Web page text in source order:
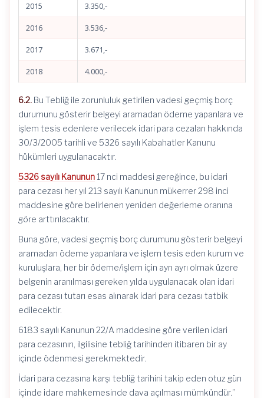
2015 3.350,-
2016 3.536,-
2017 3.671,-
2018 4.000,-
6.2. Bu Tebliğ ile zorunluluk getirilen vadesi geçmiş borç
durumunu gösterir belgeyi aramadan ödeme yapanlara ve
işlem tesis edenlere verilecek idari para cezaları hakkında
30/3/2005 tarihli ve 5326 sayılı Kabahatler Kanunu
hükümleri uygulanacaktır.
5326 sayılı Kanunun 17 nci maddesi gereğince, bu idari
para cezası her yıl 213 sayılı Kanunun mükerrer 298 inci
maddesine göre belirlenen yeniden değerleme oranına
göre arttırılacaktır.
Buna göre, vadesi geçmiş borç durumunu gösterir belgeyi
aramadan ödeme yapanlara ve işlem tesis eden kurum ve
kuruluşlara, her bir ödeme/işlem için ayrı ayrı olmak üzere
belgenin aranılması gereken yılda uygulanacak olan idari
para cezası tutarı esas alınarak idari para cezası tatbik
edilecektir.
6183 sayılı Kanunun 22/A maddesine göre verilen idari
para cezasının, ilgilisine tebliğ tarihinden itibaren bir ay
içinde ödenmesi gerekmektedir.
İdari para cezasına karşı tebliğ tarihini takip eden otuz gün
içinde idare mahkemesinde dava açılması mümkündür.”